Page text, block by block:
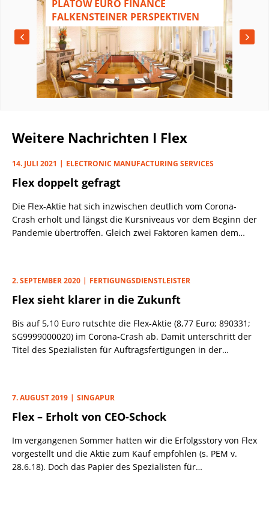
PLATOW EURO FINANCE
FALKENSTEINER PERSPEKTIVEN
Weitere Nachrichten I Flex
14. JULI 2021 ELECTRONIC MANUFACTURING SERVICES
Flex doppelt gefragt
Die Flex-Aktie hat sich inzwischen deutlich vom Corona-
Crash erholt und längst die Kursniveaus vor dem Beginn der
Pandemie übertroffen. Gleich zwei Faktoren kamen dem
China schnell wieder eröffnet wurden.
2. SEPTEMBER 2020 FERTIGUNGSDIENSTLEISTER
Flex sieht klarer in die Zukunft
Bis auf 5,10 Euro rutschte die Flex-Aktie (8,77 Euro; 890331;
SG9999000020) im Corona-Crash ab. Damit unterschritt der
Titel des Spezialisten für Auftragsfertigungen in der
Pandemie-Niveau ist aber noch in weiter Ferne.
7. AUGUST 2019 SINGAPUR
Flex – Erholt von CEO-Schock
Im vergangenen Sommer hatten wir die Erfolgsstory von Flex
vorgestellt und die Aktie zum Kauf empfohlen (s. PEM v.
28.6.18). Doch das Papier des Spezialisten für